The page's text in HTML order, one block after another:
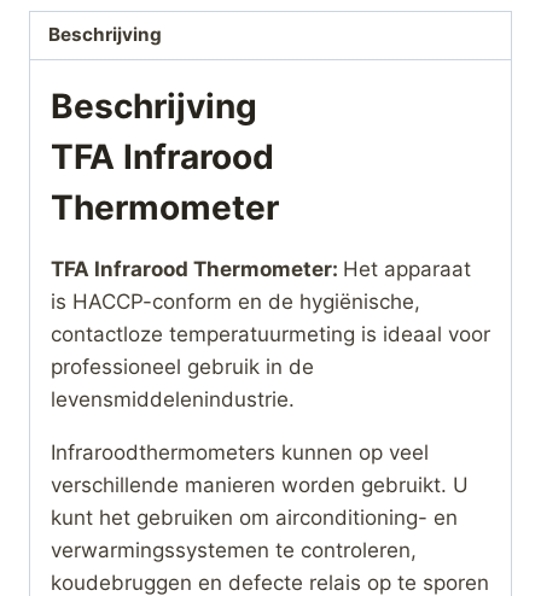
Beschrijving
Beschrijving
TFA Infrarood
Thermometer
TFA Infrarood Thermometer: Het apparaat
is HACCP-conform en de hygiënische,
contactloze temperatuurmeting is ideaal voor
professioneel gebruik in de
levensmiddelenindustrie.
Infraroodthermometers kunnen op veel
verschillende manieren worden gebruikt. U
kunt het gebruiken om airconditioning- en
verwarmingssystemen te controleren,
koudebruggen en defecte relais op te sporen